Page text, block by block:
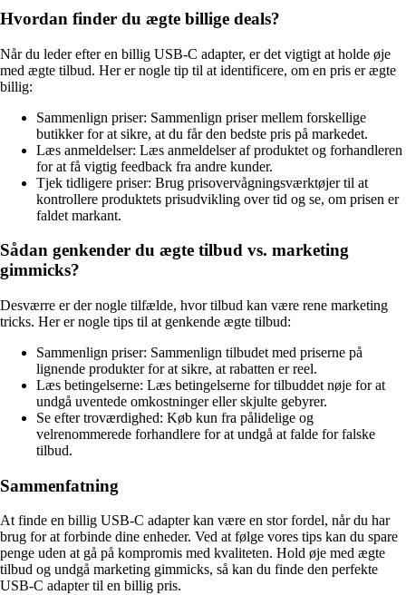
Hvordan finder du ægte billige deals?
Når du leder efter en billig USB-C adapter, er det vigtigt at holde øje
med ægte tilbud. Her er nogle tip til at identificere, om en pris er ægte
billig:
Sammenlign priser: Sammenlign priser mellem forskellige
butikker for at sikre, at du får den bedste pris på markedet.
Læs anmeldelser: Læs anmeldelser af produktet og forhandleren
for at få vigtig feedback fra andre kunder.
Tjek tidligere priser: Brug prisovervågningsværktøjer til at
kontrollere produktets prisudvikling over tid og se, om prisen er
faldet markant.
Sådan genkender du ægte tilbud vs. marketing
gimmicks?
Desværre er der nogle tilfælde, hvor tilbud kan være rene marketing
tricks. Her er nogle tips til at genkende ægte tilbud:
Sammenlign priser: Sammenlign tilbudet med priserne på
lignende produkter for at sikre, at rabatten er reel.
Læs betingelserne: Læs betingelserne for tilbuddet nøje for at
undgå uventede omkostninger eller skjulte gebyrer.
Se efter troværdighed: Køb kun fra pålidelige og
velrenommerede forhandlere for at undgå at falde for falske
tilbud.
Sammenfatning
At finde en billig USB-C adapter kan være en stor fordel, når du har
brug for at forbinde dine enheder. Ved at følge vores tips kan du spare
penge uden at gå på kompromis med kvaliteten. Hold øje med ægte
tilbud og undgå marketing gimmicks, så kan du finde den perfekte
USB-C adapter til en billig pris.